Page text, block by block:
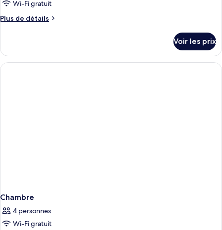
Wi-Fi gratuit
Plus de détails
Plus
le
type
de
Voir les prix
Chambre
4 personnes
Wi-Fi gratuit